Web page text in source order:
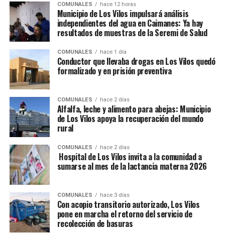
COMUNALES hace 12 horas
Municipio de Los Vilos impulsará análisis
independientes del agua en Caimanes: Ya hay
resultados de muestras de la Seremi de Salud
COMUNALES hace 1 día
Conductor que llevaba drogas en Los Vilos quedó
formalizado y en prisión preventiva
COMUNALES hace 2 días
Alfalfa, leche y alimento para abejas: Municipio
de Los Vilos apoya la recuperación del mundo
rural
COMUNALES hace 2 días
Hospital de Los Vilos invita a la comunidad a
sumarse al mes de la lactancia materna 2026
COMUNALES hace 3 días
Con acopio transitorio autorizado, Los Vilos
pone en marcha el retorno del servicio de
recolección de basuras